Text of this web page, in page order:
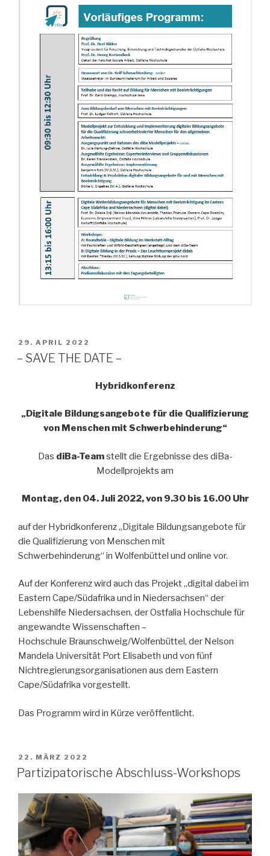
VERÖFFENTLICHT
AM
29. APRIL 2022
– SAVE THE DATE –
Hybridkonferenz
„Digitale Bildungsangebote für die Qualifizierung
von Menschen mit Schwerbehinderung“
Das diBa-Teamstellt die Ergebnisse des diBa-
Modellprojekts am
Montag, den 04. Juli 2022, von 9.30 bis 16.00 Uhr
auf der Hybridkonferenz „Digitale Bildungsangebote für
die Qualifizierung von Menschen mit
Schwerbehinderung“ in Wolfenbüttel und online vor.
Auf der Konferenz wird auch das Projekt „digital dabei im
Eastern Cape/Südafrika und in Niedersachsen“ der
Lebenshilfe Niedersachsen, der Ostfalia Hochschule für
angewandte Wissenschaften –
Hochschule Braunschweig/Wolfenbüttel, der Nelson
Mandela Universität Port Elisabeth und von fünf
Nichtregierungsorganisationen aus dem Eastern
Cape/Südafrika vorgestellt.
Das Programm wird in Kürze veröffentlicht.
VERÖFFENTLICHT
AM
22. MÄRZ 2022
Partizipatorische Abschluss-Workshops